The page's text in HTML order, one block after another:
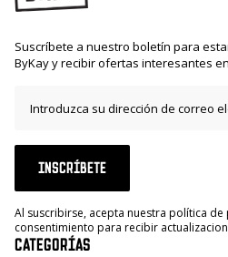
Suscríbete a nuestro boletín para
ByKay y recibir ofertas interesantes
INSCRÍBETE
Al suscribirse, acepta nuestra política de
consentimiento para recibir
CATEGORÍAS